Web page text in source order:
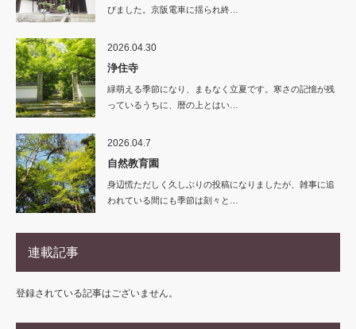
びました。京阪電車に揺られ終…
2026.04.30
浄住寺
緑萌える季節になり、まもなく立夏です。寒さの記憶が残
っているうちに、暦の上とはい…
2026.04.7
自然教育園
身辺慌ただしく久しぶりの投稿になりましたが、雑事に追
われている間にも季節は刻々と…
連載記事
登録されている記事はございません。